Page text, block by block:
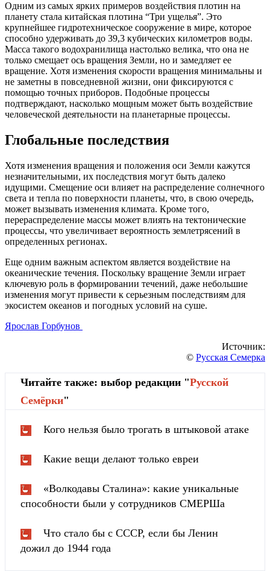
Одним из самых ярких примеров воздействия плотин на
планету стала китайская плотина “Три ущелья”. Это
крупнейшее гидротехническое сооружение в мире, которое
способно удерживать до 39,3 кубических километров воды.
Масса такого водохранилища настолько велика, что она не
только смещает ось вращения Земли, но и замедляет ее
вращение. Хотя изменения скорости вращения минимальны и
не заметны в повседневной жизни, они фиксируются с
помощью точных приборов. Подобные процессы
подтверждают, насколько мощным может быть воздействие
человеческой деятельности на планетарные процессы.
Глобальные последствия
Хотя изменения вращения и положения оси Земли кажутся
незначительными, их последствия могут быть далеко
идущими. Смещение оси влияет на распределение солнечного
света и тепла по поверхности планеты, что, в свою очередь,
может вызывать изменения климата. Кроме того,
перераспределение массы может влиять на тектонические
процессы, что увеличивает вероятность землетрясений в
определенных регионах.
Еще одним важным аспектом является воздействие на
океанические течения. Поскольку вращение Земли играет
ключевую роль в формировании течений, даже небольшие
изменения могут привести к серьезным последствиям для
экосистем океанов и погодных условий на суше.
Ярослав Горбунов
Источник:
© Русская Семерка
Читайте также: выбор редакции "Русской
Cемёрки"
Кого нельзя было трогать в штыковой атаке
Какие вещи делают только евреи
«Волкодавы Сталина»: какие уникальные
способности были у сотрудников СМЕРШа
Что стало бы с СССР, если бы Ленин
дожил до 1944 года